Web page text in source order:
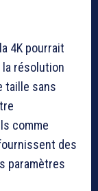
4K pourrait
résolution
taille sans
comme
des
paramètres